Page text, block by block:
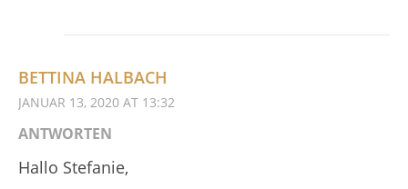
BETTINA HALBACH
JANUAR 13, 2020 AT 13:32
ANTWORTEN
Hallo Stefanie,